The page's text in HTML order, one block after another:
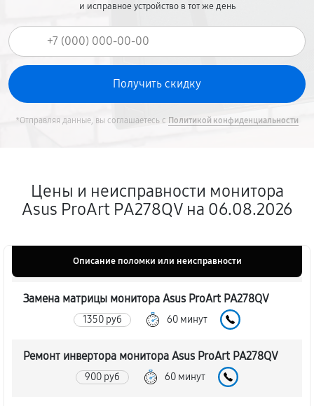
и исправное устройство в тот же день
*Отправляя данные, вы соглашаетесь с Политикой конфиденциальности
Цены и неисправности монитора
Asus ProArt PA278QV на 06.08.2026
Описание поломки или неисправности
Замена матрицы монитора Asus ProArt PA278QV
1350 руб 60 минут
Ремонт инвертора монитора Asus ProArt PA278QV
900 руб 60 минут